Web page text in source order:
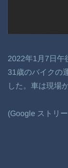
2022年1月7日午
31歳のバイクの
した。車は現場
(Google ストリ